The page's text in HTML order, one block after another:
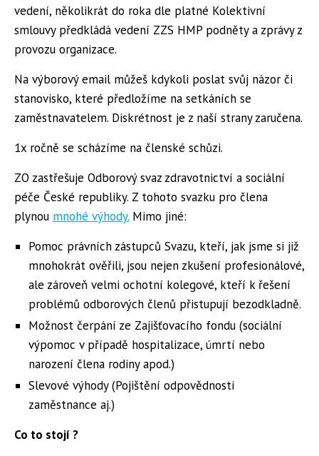
vedení, několikrát do roka dle platné Kolektivní
smlouvy předkládá vedení ZZS HMP podněty a zprávy z
provozu organizace.
Na výborový email můžeš kdykoli poslat svůj názor či
stanovisko, které předložíme na setkáních se
zaměstnavatelem. Diskrétnost je z naší strany zaručena.
1x ročně se scházíme na členské schůzi.
ZO zastřešuje Odborový svaz zdravotnictví a sociální
péče České republiky. Z tohoto svazku pro člena
plynou mnohé výhody. Mimo jiné:
Pomoc právních zástupců Svazu, kteří, jak jsme si již
mnohokrát ověřili, jsou nejen zkušení profesionálové,
ale zároveň velmi ochotní kolegové, kteří k řešení
problémů odborových členů přistupují bezodkladně.
Možnost čerpání ze Zajišťovacího fondu (sociální
výpomoc v případě hospitalizace, úmrtí nebo
narození člena rodiny apod.)
Slevové výhody (Pojištění odpovědnosti
zaměstnance aj.)
Co to stojí ?